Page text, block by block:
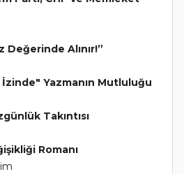
Değerinde Alınır!”
Yazmanın Mutluluğu
Takıntısı
Romanı